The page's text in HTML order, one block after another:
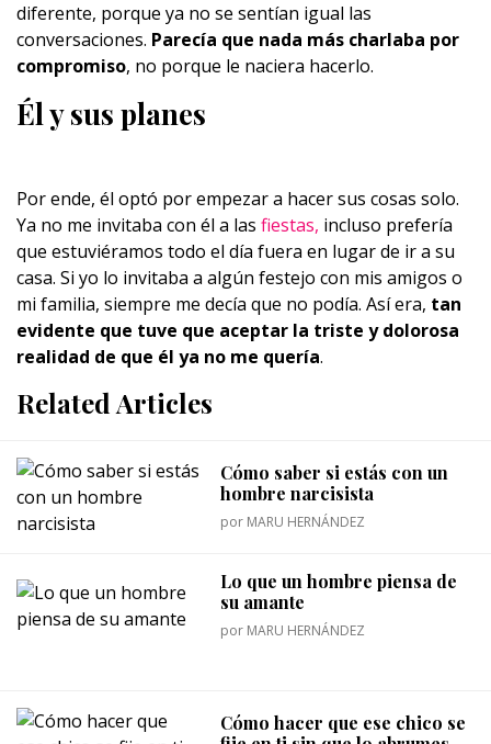
diferente, porque ya no se sentían igual las
conversaciones. Parecía que nada más charlaba por
compromiso, no porque le naciera hacerlo.
Él y sus planes
Por ende, él optó por empezar a hacer sus cosas solo.
Ya no me invitaba con él a las fiestas, incluso prefería
que estuviéramos todo el día fuera en lugar de ir a su
casa. Si yo lo invitaba a algún festejo con mis amigos o
mi familia, siempre me decía que no podía. Así era, tan
evidente que tuve que aceptar la triste y dolorosa
realidad de que él ya no me quería.
Related Articles
Cómo saber si estás con un
hombre narcisista
por MARU HERNÁNDEZ
Lo que un hombre piensa de
su amante
por MARU HERNÁNDEZ
Cómo hacer que ese chico se